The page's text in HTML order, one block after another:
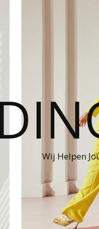
Wij Helpen